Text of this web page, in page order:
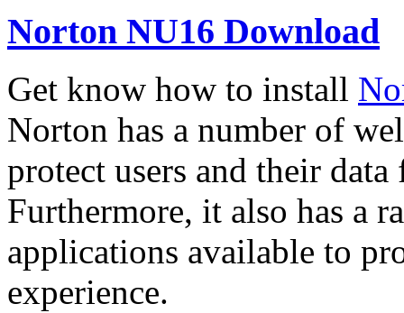
Norton NU16 Download
Get know how to install
Norton has a number of
protect users and their
Furthermore, it also has a
applications available to
experience.